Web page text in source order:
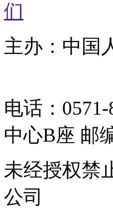
们
主办：中国
电话：
中心B座 邮
未经授权禁
公司